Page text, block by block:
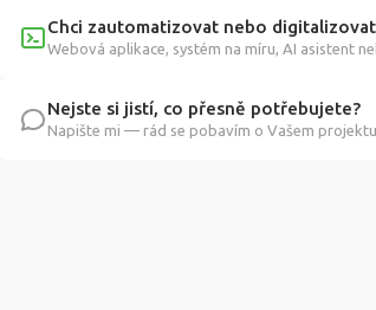
Chci zautomatizovat nebo
Webová aplikace, systém na míru, AI asistent
Nejste si jistí, co přesně potřebujete?
Napište mi — rád se pobavím o Vašem projektu